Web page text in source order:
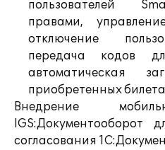
пользователей
правами,
отключение
передача кодов
автоматическая
приобретенных
Внедрение
IGS:Документооборот
согласования